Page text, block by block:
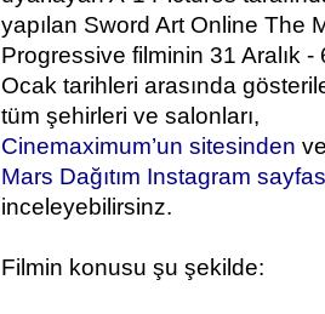
yapılan Sword Art Online The
Progressive filminin 31 Aralık -
Ocak tarihleri arasında
tüm şehirleri ve salonları,
Cinemaximum’un sitesinden
Mars Dağıtım Instagram
inceleyebilirsinz.
Filmin konusu şu şekilde: